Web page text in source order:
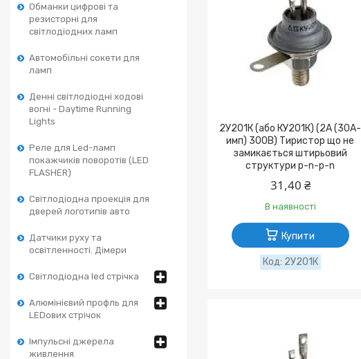
Обманки цифрові та
резисторні для
світлодіодних ламп
Автомобільні сокети для
ламп
Денні світлодіодні ходові
вогні - Daytime Running
Lights
Реле для Led-ламп
покажчиків поворотів (LED
FLASHER)
Світлодіодна проекція для
дверей логотипів авто
Датчики руху та
освітленності. Дімери
Світлодіодна led стрічка
Алюмінієвий профль для
LEDових стрічок
Імпульсні джерела
живлення
2У201К (або КУ201К) (2А (30А-
имп) 300В) Тиристор що не
замикається штирьовий
структури p-n-p-n
31,40 ₴
В наявності
Купити
2У201К